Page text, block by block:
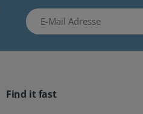
E-Mail Adresse
Find it fast